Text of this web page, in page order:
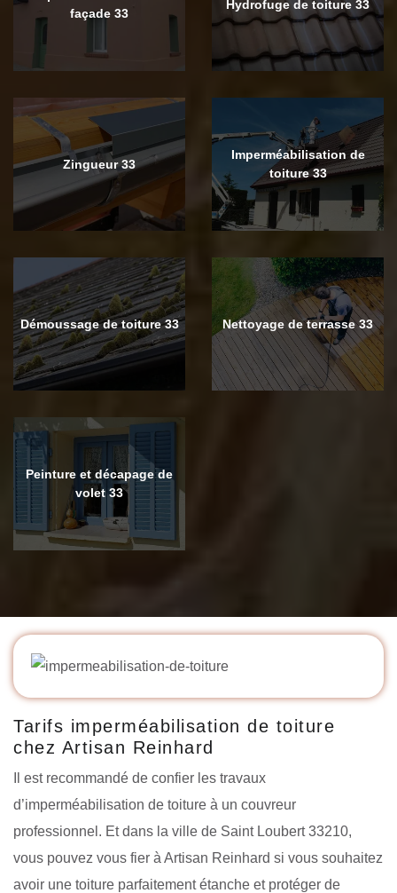
façade 33
Hydrofuge de toiture 33
Zingueur 33
Imperméabilisation de
toiture 33
Démoussage de toiture 33 Nettoyage de terrasse 33
Peinture et décapage de
volet 33
Tarifs imperméabilisation de toiture
chez Artisan Reinhard
Il est recommandé de confier les travaux
d’imperméabilisation de toiture à un couvreur
professionnel. Et dans la ville de Saint Loubert 33210,
vous pouvez vous fier à Artisan Reinhard si vous souhaitez
avoir une toiture parfaitement étanche et protéger de